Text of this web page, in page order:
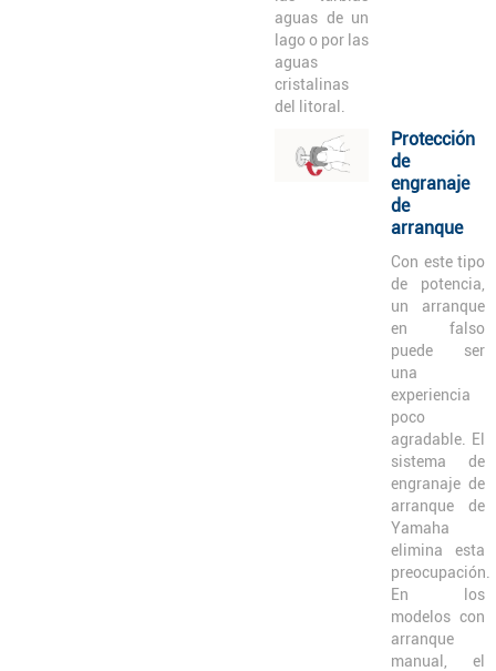
aguas de un
lago o por las
aguas
cristalinas
del litoral.
Protección
de
engranaje
de
arranque
Con este tipo
de potencia,
un arranque
en falso
puede ser
una
experiencia
poco
agradable. El
sistema de
engranaje de
arranque de
Yamaha
elimina esta
preocupación.
En los
modelos con
arranque
manual, el